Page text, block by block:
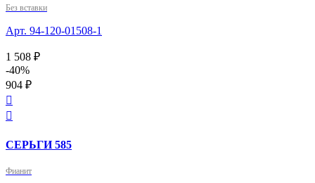
Без вставки
Арт. 94-120-01508-1
1 508 ₽
-40%
904 ₽


СЕРЬГИ 585
Фианит